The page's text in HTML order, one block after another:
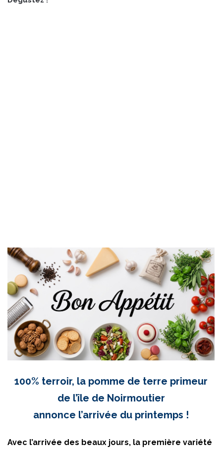
100% terroir, la pomme de terre primeur
de l’île de Noirmoutier
annonce l’arrivée du printemps !
Avec l’arrivée des beaux jours, la première variété